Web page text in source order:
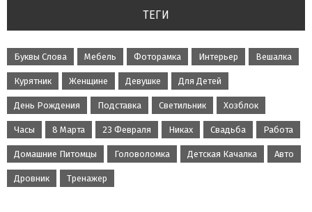
ТЕГИ
Буквы Слова Мебель Фоторамка Интерьер Вешалка
Курятник Женщине Девушке Для Детей
День Рождения Подставка Светильник Хозблок
Часы 8 Марта 23 Февраля Никах Свадьба Работа
Домашние Питомцы Головоломка Детская Качалка Авто
Дровник Тренажер